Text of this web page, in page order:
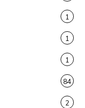
1
1
1
84
2